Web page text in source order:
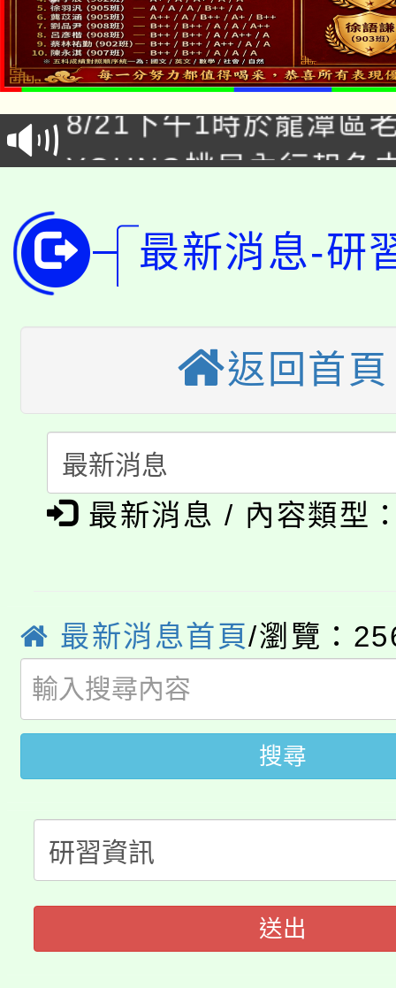
「本色祭」8/29、30在
場熱烈登場!
8/21下午1時於龍潭區
徵才活動。
YOUNG桃局內行報名
開!
115年桃園市運動會8/
田徑場及游泳池舉行。
桃園市低收入戶享有免
視費優惠，中低收入戶
半價優惠，詳情可洽有
者。
大園自造教育及科技中
份教師增能研習
大溪自造教育及科技
份教師研習
淨零綠生活教案入校路
會
115年食農教育專業人
程
「本色祭」8/29、30在
局官網。
8月14至27日，桃園電
開!
115年桃園市運動會8/
田徑場及游泳池舉行。
桃園市低收入戶享有免
視費優惠，中低收入戶
半價優惠，詳情可洽有
者。
大園自造教育及科技中
份教師增能研習
大溪自造教育及科技中
份教師研習
淨零綠生活教案入校路
會
115年食農教育專業人
程
最新消息-研
返回首頁
最新消息 / 內容類型
最新消息首頁/瀏覽：
搜尋
送出